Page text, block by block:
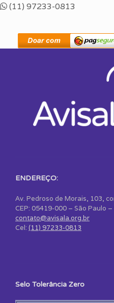
(11) 97233-0813
ENDEREÇO:
Av. Pedroso de Morais, 103,
CEP: 05419-000 – São Paulo –
contato@avisala.org.br
Cel: (11) 97233-0813
Selo Tolerância Zero